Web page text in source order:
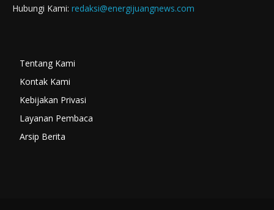
Hubungi Kami: redaksi@energijuangnews.com
Tentang Kami
Kontak Kami
Kebijakan Privasi
Layanan Pembaca
Arsip Berita